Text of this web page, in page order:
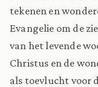
tekenen en
Evangelie om de
van het levende
Christus en de
als toevlucht voor